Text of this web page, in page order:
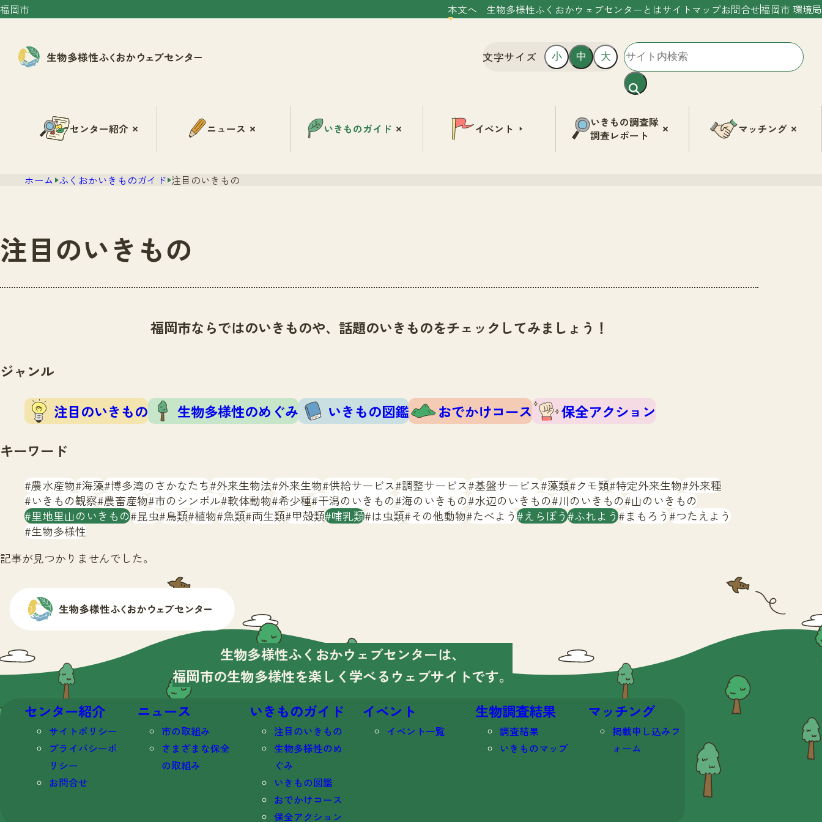
福岡市 本文へ 生物多様性ふくおかウェブセンターとはサイトマップお問合せ福岡市 環境局
文字サイズ 小 中 大
センター紹介 ニュース いきものガイド イベント
いきもの調査隊
調査レポート
マッチング
ホーム ふくおかいきものガイド 注目のいきもの
注目のいきもの
福岡市ならではのいきものや、話題のいきものをチェックしてみましょう！
ジャンル
注目のいきもの 生物多様性のめぐみ いきもの図鑑 おでかけコース
保全アクション
キーワード
農水産物 海藻 博多湾のさかなたち 外来生物法 外来生物 供給サービス 調整サービス 基盤サービス 藻類 クモ類 特定外来生物 外来種
いきもの観察 農畜産物 市のシンボル 軟体動物 希少種 干潟のいきもの 海のいきもの 水辺のいきもの 川のいきもの 山のいきもの
里地里山のいきもの 昆虫 鳥類 植物 魚類 両生類 甲殻類 哺乳類 は虫類 その他動物 たべよう えらぼう ふれよう まもろう つたえよう
生物多様性
記事が見つかりませんでした。
生物多様性ふくおかウェブセンターは、
福岡市の生物多様性を楽しく学べる ウェブサイトです。
センター紹介
サイトポリシー
プライバシーポ
リシー
お問合せ
ニュース
市の取組み
さまざまな保全
の取組み
いきものガイド
注目のいきもの
生物多様性のめ
ぐみ
いきもの図鑑
おでかけコース
保全アクション
イベント
イベント一覧
生物調査結果
調査結果
いきものマップ
マッチング
掲載申し込みフ
ォーム